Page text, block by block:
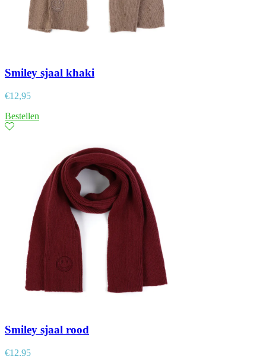
Smiley sjaal khaki
€12,95
Bestellen
Smiley sjaal rood
€12,95